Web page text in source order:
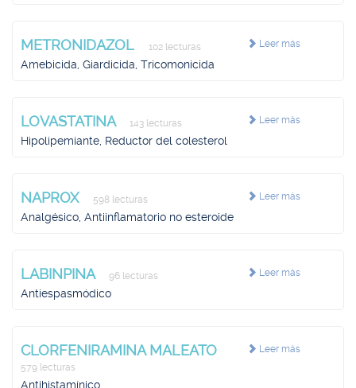
Leer más
METRONIDAZOL 102 lecturas
Amebicida, Giardicida, Tricomonicida
Leer más
LOVASTATINA 143 lecturas
Hipolipemiante, Reductor del colesterol
Leer más
NAPROX 598 lecturas
Analgésico, Antiinflamatorio no esteroide
Leer más
LABINPINA 96 lecturas
Antiespasmódico
Leer más
CLORFENIRAMINA MALEATO
579 lecturas
Antihistamínico